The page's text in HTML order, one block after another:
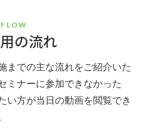
FLOW
の流れ
までの主な流れをご紹介いた
ミナーに参加できなかった
い方が当日の動画を閲覧でき